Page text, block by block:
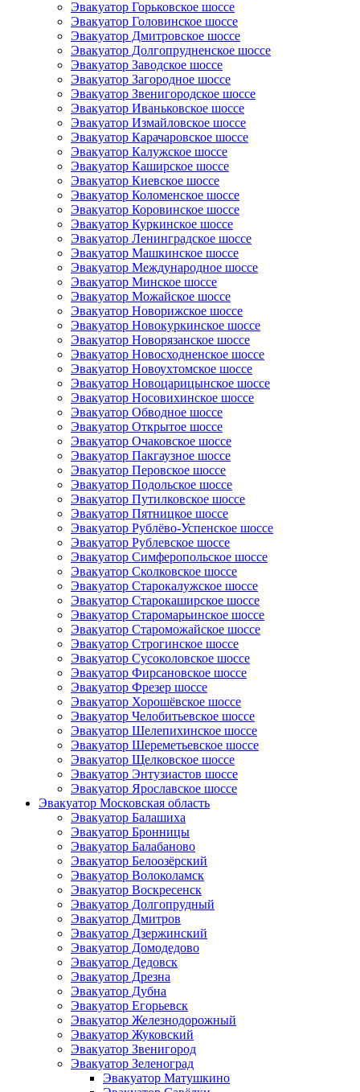
Эвакуатор Горьковское шоссе
Эвакуатор Головинское шоссе
Эвакуатор Дмитровское шоссе
Эвакуатор Долгопрудненское шоссе
Эвакуатор Заводское шоссе
Эвакуатор Загородное шоссе
Эвакуатор Звенигородское шоссе
Эвакуатор Иваньковское шоссе
Эвакуатор Измайловское шоссе
Эвакуатор Карачаровское шоссе
Эвакуатор Калужское шоссе
Эвакуатор Каширское шоссе
Эвакуатор Киевское шоссе
Эвакуатор Коломенское шоссе
Эвакуатор Коровинское шоссе
Эвакуатор Куркинское шоссе
Эвакуатор Ленинградское шоссе
Эвакуатор Машкинское шоссе
Эвакуатор Международное шоссе
Эвакуатор Минское шоссе
Эвакуатор Можайское шоссе
Эвакуатор Новорижское шоссе
Эвакуатор Новокуркинское шоссе
Эвакуатор Новорязанское шоссе
Эвакуатор Новосходненское шоссе
Эвакуатор Новоухтомское шоссе
Эвакуатор Новоцарицынское шоссе
Эвакуатор Носовихинское шоссе
Эвакуатор Обводное шоссе
Эвакуатор Открытое шоссе
Эвакуатор Очаковское шоссе
Эвакуатор Пакгаузное шоссе
Эвакуатор Перовское шоссе
Эвакуатор Подольское шоссе
Эвакуатор Путилковское шоссе
Эвакуатор Пятницкое шоссе
Эвакуатор Рублёво-Успенское шоссе
Эвакуатор Рублевское шоссе
Эвакуатор Симферопольское шоссе
Эвакуатор Сколковское шоссе
Эвакуатор Старокалужское шоссе
Эвакуатор Старокаширское шоссе
Эвакуатор Старомарьинское шоссе
Эвакуатор Староможайское шоссе
Эвакуатор Строгинское шоссе
Эвакуатор Сусоколовское шоссе
Эвакуатор Фирсановское шоссе
Эвакуатор Фрезер шоссе
Эвакуатор Хорошёвское шоссе
Эвакуатор Челобитьевское шоссе
Эвакуатор Шелепихинское шоссе
Эвакуатор Шереметьевское шоссе
Эвакуатор Щелковское шоссе
Эвакуатор Энтузиастов шоссе
Эвакуатор Ярославское шоссе
Эвакуатор Московская область
Эвакуатор Балашиха
Эвакуатор Бронницы
Эвакуатор Балабаново
Эвакуатор Белоозёрский
Эвакуатор Волоколамск
Эвакуатор Воскресенск
Эвакуатор Долгопрудный
Эвакуатор Дмитров
Эвакуатор Дзержинский
Эвакуатор Домодедово
Эвакуатор Дедовск
Эвакуатор Дрезна
Эвакуатор Дубна
Эвакуатор Егорьевск
Эвакуатор Железнодорожный
Эвакуатор Жуковский
Эвакуатор Звенигород
Эвакуатор Зеленоград
Эвакуатор Матушкино